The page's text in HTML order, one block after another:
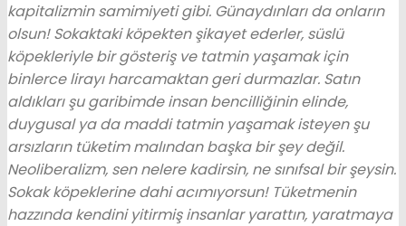
kapitalizmin samimiyeti gibi. Günaydınları da onların
olsun! Sokaktaki köpekten şikayet ederler, süslü
köpekleriyle bir gösteriş ve tatmin yaşamak için
binlerce lirayı harcamaktan geri durmazlar. Satın
aldıkları şu garibimde insan bencilliğinin elinde,
duygusal ya da maddi tatmin yaşamak isteyen şu
arsızların tüketim malından başka bir şey değil.
Neoliberalizm, sen nelere kadirsin, ne sınıfsal bir şeysin.
Sokak köpeklerine dahi acımıyorsun! Tüketmenin
hazzında kendini yitirmiş insanlar yarattın, yaratmaya